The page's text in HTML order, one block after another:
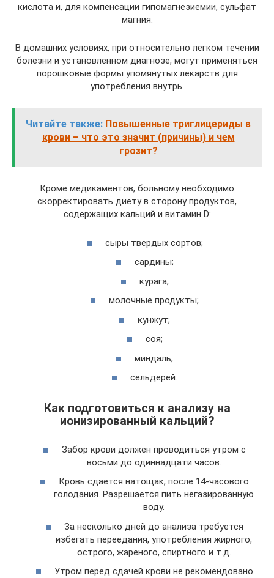
кислота и, для компенсации гипомагнезиемии, сульфат
магния.
В домашних условиях, при относительно легком течении
болезни и установленном диагнозе, могут применяться
порошковые формы упомянутых лекарств для
употребления внутрь.
Читайте также: Повышенные триглицериды в
крови – что это значит (причины) и чем
грозит?
Кроме медикаментов, больному необходимо
скорректировать диету в сторону продуктов,
содержащих кальций и витамин D:
сыры твердых сортов;
сардины;
курага;
молочные продукты;
кунжут;
соя;
миндаль;
сельдерей.
Как подготовиться к анализу на
ионизированный кальций?
Забор крови должен проводиться утром с
восьми до одиннадцати часов.
Кровь сдается натощак, после 14-часового
голодания. Разрешается пить негазированную
воду.
За несколько дней до анализа требуется
избегать переедания, употребления жирного,
острого, жареного, спиртного и т.д.
Утром перед сдачей крови не рекомендовано